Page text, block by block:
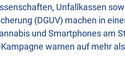
Unfallkassen
(DGUV) machen in
und Smartphones am
warnen auf mehr